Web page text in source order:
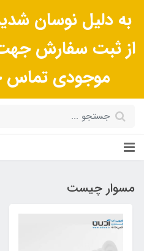
به دلیل نوسان
از ثبت سفارش
موجودی تماس
مسوار چیست